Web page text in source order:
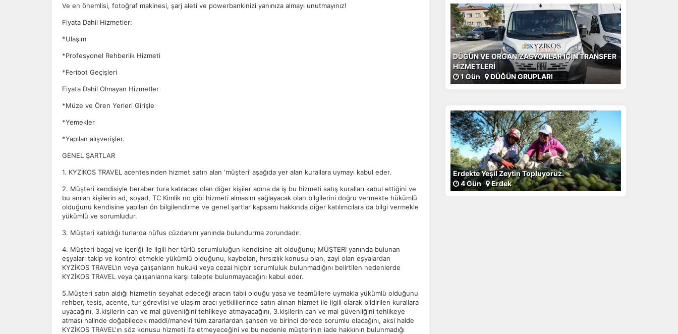
Size daha kişiselleştirilmiş bir web deneyimi sunmak için bazı bilgileri tarayıcınızda
izin vermemeyi seçebilirsiniz ancak bu durumda sitemiz umduğumuz gibi çalışmaya bilir.
Daha fazla bilgi içinKVKK bilgilendirmemizi ,çerez kullanımve gizlilik koşullarını
inceleyebilirsiniz.
Zorunlu Çerezler HER ZAMAN AKTIF
Oturum yönetimi, güvenlik ve temel site işlevleri için gereklidir. Bu
çerezler olmadan site düzgün çalışmaz ve devre dışı bırakılamaz.
İstatistik Çerezleri
Ziyaretçilerin siteyi nasıl kullandığını anonim olarak ölçeriz. Hangi
sayfaların popüler olduğunu ve kullanıcıların nerede zorluk yaşadığını
Ve en önemlisi, fotoğraf makinesi, şarj aleti ve powerbankinizi yanınıza almayı unutmayınız!
Fiyata Dahil Hizmetler:
*Ulaşım
*Profesyonel Rehberlik Hizmeti
*Feribot Geçişleri
Fiyata Dahil Olmayan Hizmetler
*Müze ve Ören Yerleri Girişle
*Yemekler
*Yapılan alışverişler.
GENEL ŞARTLAR
1. KYZİKOS TRAVEL acentesinden hizmet satın alan ‘müşteri’ aşağıda yer alan kurallara uymayı kabul eder.
2. Müşteri kendisiyle beraber tura katılacak olan diğer kişiler adına da iş bu hizmeti satış kuralları kabul ettiğini ve
bu anılan kişilerin ad, soyad, TC Kimlik no gibi hizmeti almasını sağlayacak olan bilgilerini doğru vermekte hükümlü
olduğunu kendisine yapılan ön bilgilendirme ve genel şartlar kapsamı hakkında diğer katılımcılara da bilgi vermekle
yükümlü ve sorumludur.
3. Müşteri katıldığı turlarda nüfus cüzdanını yanında bulundurma zorundadır.
4. Müşteri bagaj ve içeriği ile ilgili her türlü sorumluluğun kendisine ait olduğunu; MÜŞTERİ yanında bulunan
eşyaları takip ve kontrol etmekle yükümlü olduğunu, kaybolan, hırsızlık konusu olan, zayi olan eşyalardan
KYZİKOS TRAVEL’ın veya çalışanların hukuki veya cezai hiçbir sorumluluk bulunmadığını belirtilen nedenlerde
KYZİKOS TRAVEL veya çalışanlarına karşı talepte bulunmayacağını kabul eder.
5.Müşteri satın aldığı hizmetin seyahat edeceği aracın tabii olduğu yasa ve teamüllere uymakla yükümlü olduğunu
rehber, tesis, acente, tur görevlisi ve ulaşım aracı yetkililerince satın alınan hizmet ile ilgili olarak bildirilen kurallara
uyacağını, 3.kişilerin can ve mal güvenliğini tehlikeye atmayacağını, 3.kişilerin can ve mal güvenliğini tehlikeye
atması halinde doğabilecek maddi/manevi tüm zararlardan şahsen ve birinci derece sorumlu olacağını, aksi halde
KYZİKOS TRAVEL'ın söz konusu hizmeti ifa etmeyeceğini ve bu nedenle müşterinin iade hakkının bulunmadığı
DÜĞÜN VE ORGANİZASYONLAR İÇİN TRANSFER
HİZMETLERİ
1 Gün
DÜĞÜN GRUPLARI
Erdekte Yeşil Zeytin Topluyoruz.
4 Gün
Erdek